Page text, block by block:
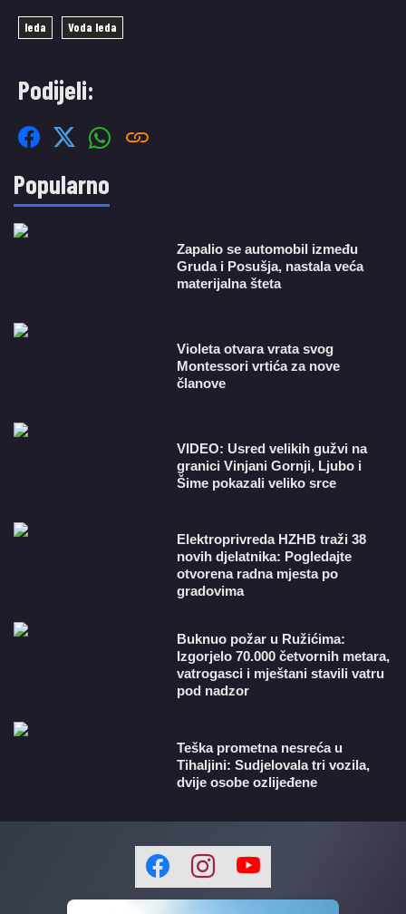
leda Voda leda
Podijeli:
Popularno
Zapalio se automobil između
Gruda i Posušja, nastala veća
materijalna šteta
Violeta otvara vrata svog
Montessori vrtića za nove
članove
VIDEO: Usred velikih gužvi na
granici Vinjani Gornji, Ljubo i
Šime pokazali veliko srce
​Elektroprivreda HZHB traži 38
novih djelatnika: Pogledajte
otvorena radna mjesta po
gradovima
Buknuo požar u Ružićima:
Izgorjelo 70.000 četvornih metara,
vatrogasci i mještani stavili vatru
pod nadzor
Teška prometna nesreća u
Tihaljini: Sudjelovala tri vozila,
dvije osobe ozlijeđene